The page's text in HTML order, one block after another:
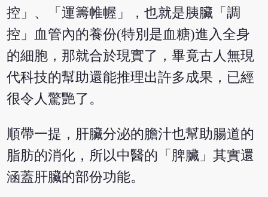
控」、「運籌帷幄」，也就是胰臟「調
控」血管內的養份(特別是血糖)進入全身
的細胞，那就合於現實了，畢竟古人無現
代科技的幫助還能推理出許多成果，已經
很令人驚艷了。
順帶一提，肝臟分泌的膽汁也幫助腸道的
脂肪的消化，所以中醫的「脾臟」其實還
涵蓋肝臟的部份功能。